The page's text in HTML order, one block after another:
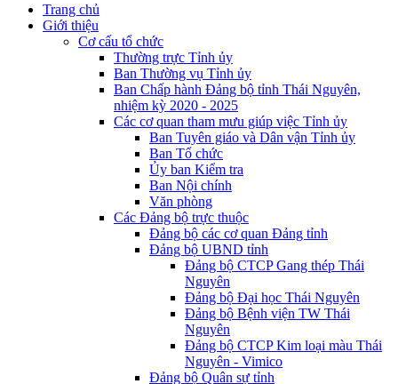
Trang chủ
Giới thiệu
Cơ cấu tổ chức
Thường trực Tỉnh ủy
Ban Thường vụ Tỉnh ủy
Ban Chấp hành Đảng bộ tỉnh Thái Nguyên,
nhiệm kỳ 2020 - 2025
Các cơ quan tham mưu giúp việc Tỉnh ủy
Ban Tuyên giáo và Dân vận Tỉnh ủy
Ban Tổ chức
Ủy ban Kiểm tra
Ban Nội chính
Văn phòng
Các Đảng bộ trực thuộc
Đảng bộ các cơ quan Đảng tỉnh
Đảng bộ UBND tỉnh
Đảng bộ CTCP Gang thép Thái
Nguyên
Đảng bộ Đại học Thái Nguyên
Đảng bộ Bệnh viện TW Thái
Nguyên
Đảng bộ CTCP Kim loại màu Thái
Nguyên - Vimico
Đảng bộ Quân sự tỉnh